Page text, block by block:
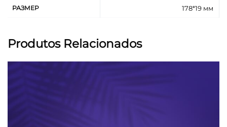
РАЗМЕР 178*19 мм
Produtos Relacionados